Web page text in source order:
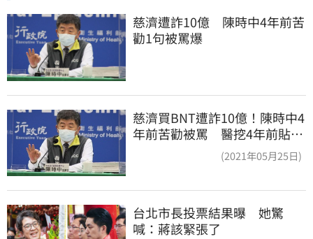
慈濟遭詐10億　陳時中4年前苦
勸1句被罵爆
慈濟買BNT遭詐10億！陳時中4
年前苦勸被罵 醫挖4年前貼
(2021年05月25日)
台北市長投票結果曝　她驚
喊：蔣該緊張了